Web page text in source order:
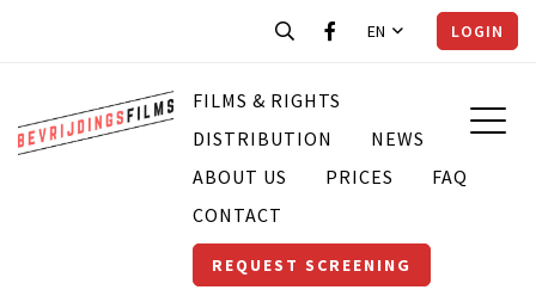
EN LOGIN
FILMS & RIGHTS
DISTRIBUTION
NEWS
ABOUT US
PRICES
FAQ
CONTACT
REQUEST SCREENING